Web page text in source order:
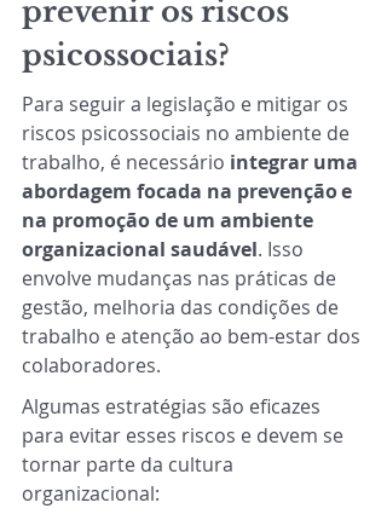
prevenir os riscos
psicossociais?
Para seguir a legislação e mitigar os
riscos psicossociais no ambiente de
trabalho, é necessário integrar uma
abordagem focada na prevenção e
na promoção de um ambiente
organizacional saudável. Isso
envolve mudanças nas práticas de
gestão, melhoria das condições de
trabalho e atenção ao bem-estar dos
colaboradores.
Algumas estratégias são eficazes
para evitar esses riscos e devem se
tornar parte da cultura
organizacional: